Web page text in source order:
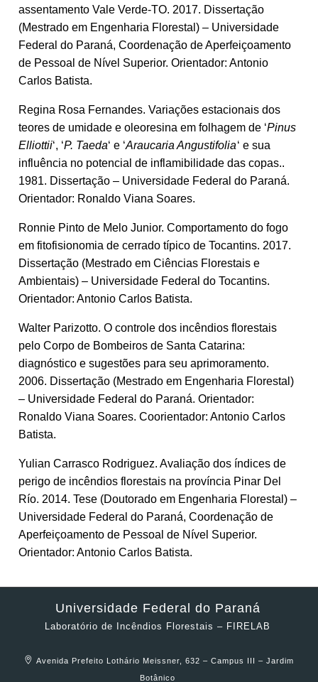
assentamento Vale Verde-TO. 2017. Dissertação
(Mestrado em Engenharia Florestal) – Universidade
Federal do Paraná, Coordenação de Aperfeiçoamento
de Pessoal de Nível Superior. Orientador: Antonio
Carlos Batista.
Regina Rosa Fernandes. Variações estacionais dos
teores de umidade e oleoresina em folhagem de ‘Pinus
Elliottii‘, ‘P. Taeda‘ e ‘Araucaria Angustifolia‘ e sua
influência no potencial de inflamibilidade das copas..
1981. Dissertação – Universidade Federal do Paraná.
Orientador: Ronaldo Viana Soares.
Ronnie Pinto de Melo Junior. Comportamento do fogo
em fitofisionomia de cerrado típico de Tocantins. 2017.
Dissertação (Mestrado em Ciências Florestais e
Ambientais) – Universidade Federal do Tocantins.
Orientador: Antonio Carlos Batista.
Walter Parizotto. O controle dos incêndios florestais
pelo Corpo de Bombeiros de Santa Catarina:
diagnóstico e sugestões para seu aprimoramento.
2006. Dissertação (Mestrado em Engenharia Florestal)
– Universidade Federal do Paraná. Orientador:
Ronaldo Viana Soares. Coorientador: Antonio Carlos
Batista.
Yulian Carrasco Rodriguez. Avaliação dos índices de
perigo de incêndios florestais na província Pinar Del
Río. 2014. Tese (Doutorado em Engenharia Florestal) –
Universidade Federal do Paraná, Coordenação de
Aperfeiçoamento de Pessoal de Nível Superior.
Orientador: Antonio Carlos Batista.
Universidade Federal do Paraná
Laboratório de Incêndios Florestais – FIRELAB
Avenida Prefeito Lothário Meissner, 632 – Campus III – Jardim
Botânico